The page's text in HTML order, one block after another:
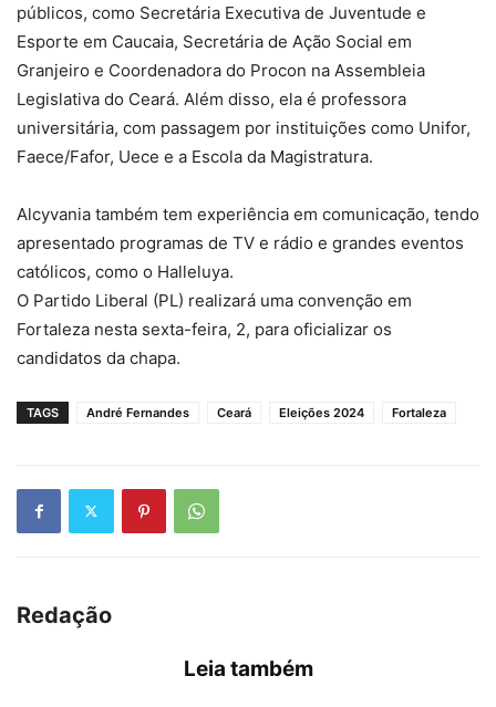
públicos, como Secretária Executiva de Juventude e
Esporte em Caucaia, Secretária de Ação Social em
Granjeiro e Coordenadora do Procon na Assembleia
Legislativa do Ceará. Além disso, ela é professora
universitária, com passagem por instituições como Unifor,
Faece/Fafor, Uece e a Escola da Magistratura.
Alcyvania também tem experiência em comunicação, tendo
apresentado programas de TV e rádio e grandes eventos
católicos, como o Halleluya.
O Partido Liberal (PL) realizará uma convenção em
Fortaleza nesta sexta-feira, 2, para oficializar os
candidatos da chapa.
TAGS André Fernandes Ceará Eleições 2024 Fortaleza
Redação
Leia também